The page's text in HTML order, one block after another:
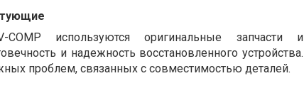
используются оригинальные запчасти и
и надежность восстановленного устройства.
проблем, связанных с совместимостью деталей.